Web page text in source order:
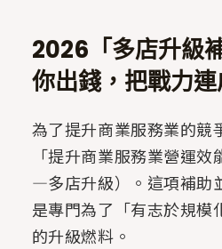
2026「多店升級
你出錢，把戰力
為了提升商業服務業的競
「提升商業服務業營運
—多店升級）。這項補助
是專門為了「有志於規模
的升級燃料。